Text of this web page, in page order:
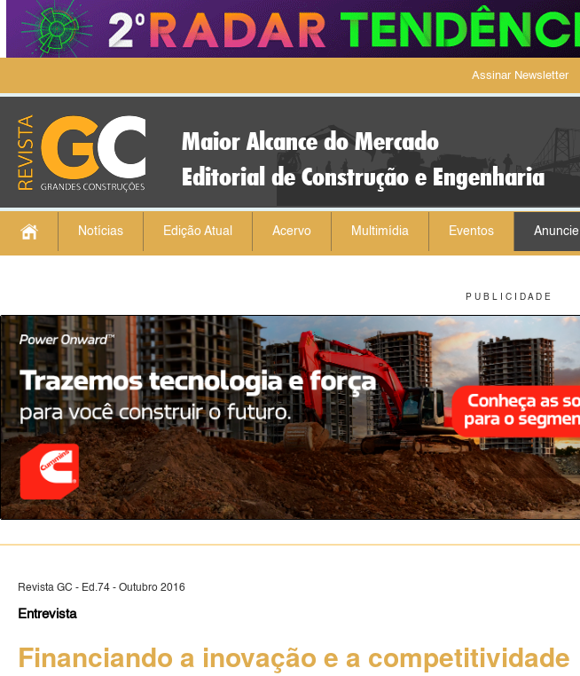
Assinar Newsletter
Maior Alcance do Mercado
Editorial de Construção e Engenharia
Notícias Edição Atual Acervo Multimídia Eventos Anuncie
P U B L I C I D A D E
Revista GC - Ed.74 - Outubro 2016
Entrevista
Financiando a inovação e a competitividade